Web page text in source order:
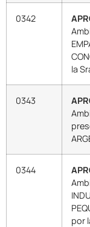
0342
la
0343
0344
por